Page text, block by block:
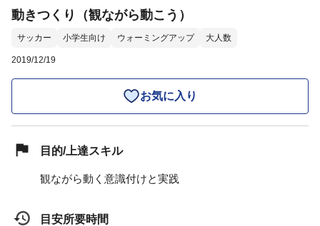
動きつくり（観ながら動こう）
サッカー 小学生向け ウォーミングアップ 大人数
2019/12/19
お気に入り
目的/上達スキル
観ながら動く意識付けと実践
目安所要時間